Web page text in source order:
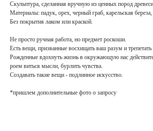
Скульптура, сделанная вручную из ценных пород
Материалы: падук, орех, черный граб, карельская береза,
Без покрытия лаком или краской.
Не просто ручная работа, но предмет роскоши.
Есть вещи, призванные восхищать ваш разум и трепетать
Рожденные вдохнуть жизнь в окружающую нас
роем виться мысли, бурлить чувства.
Создавать такие вещи - подлинное искусство.
*пришлем дополнительные фото о запросу